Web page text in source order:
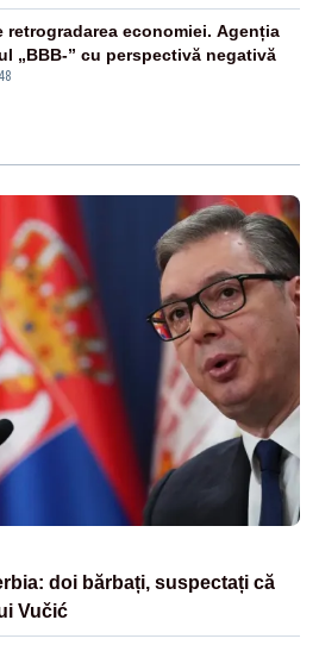
retrogradarea economiei. Agenția
„BBB-” cu perspectivă negativă
doi bărbați, suspectați că
Vučić